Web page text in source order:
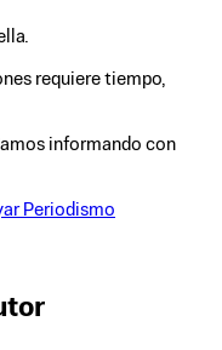
requiere tiempo,
informando con
Periodismo